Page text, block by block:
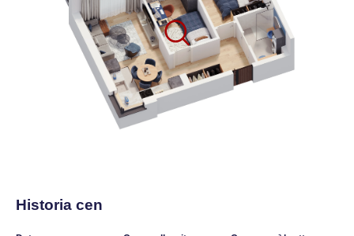
Historia cen